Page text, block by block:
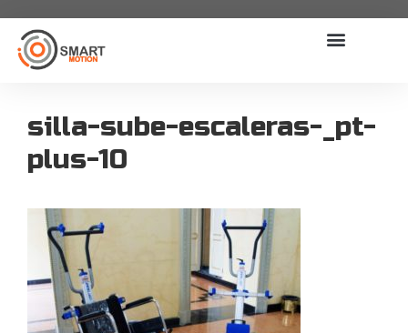
silla-sube-escaleras-_pt-
plus-10